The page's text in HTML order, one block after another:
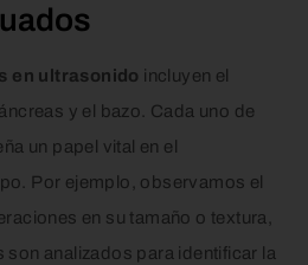
en ultrasonido incluyen el
y el bazo. Cada uno de
un papel vital en el
Por ejemplo, observamos el
en su tamaño o textura,
son analizados para identificar la